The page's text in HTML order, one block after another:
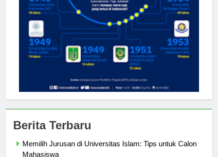
Berita Terbaru
Memilih Jurusan di Universitas Islam: Tips untuk Calon